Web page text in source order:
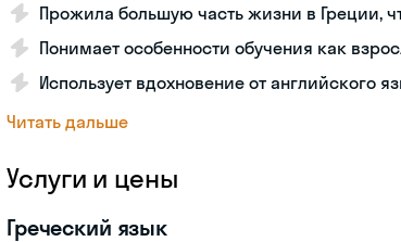
Прожила большую часть жизни в Греции,
Понимает особенности обучения как
Использует вдохновение от английского
Читать дальше
Услуги и цены
Греческий язык